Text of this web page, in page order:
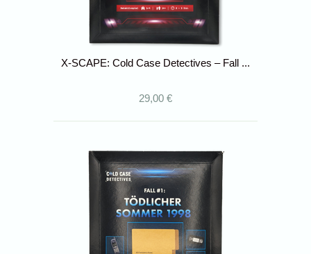
X-SCAPE: Cold Case Detectives – Fall ...
29,00 €